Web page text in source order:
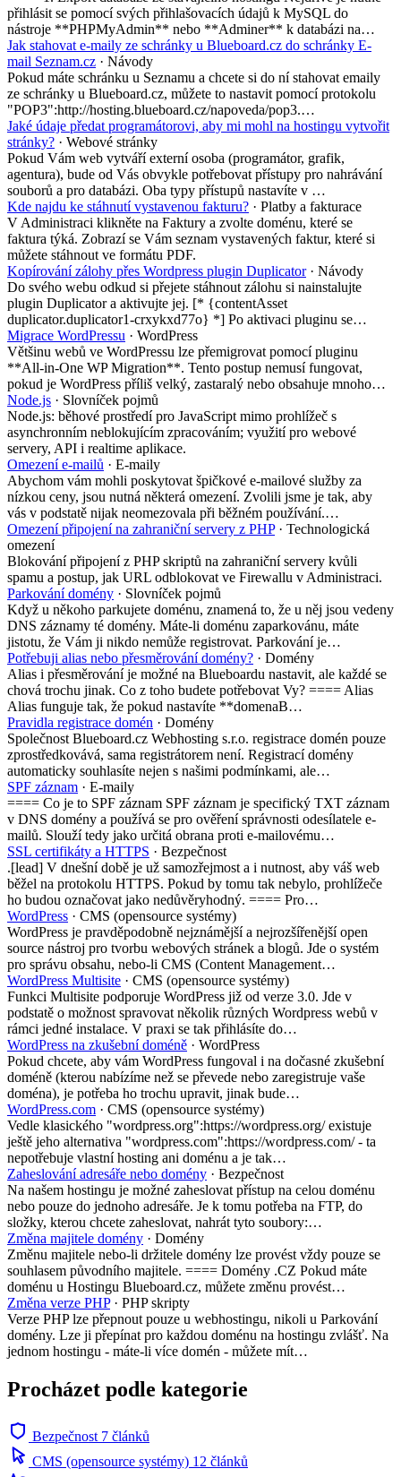
přihlásit se pomocí svých přihlašovacích údajů k MySQL do
nástroje **PHPMyAdmin** nebo **Adminer** k databázi na…
Jak stahovat e-maily ze schránky u Blueboard.cz do schránky E-
mail Seznam.cz · Návody
Pokud máte schránku u Seznamu a chcete si do ní stahovat emaily
ze schránky u Blueboard.cz, můžete to nastavit pomocí protokolu
"POP3":http://hosting.blueboard.cz/napoveda/pop3.…
Jaké údaje předat programátorovi, aby mi mohl na hostingu vytvořit
stránky? · Webové stránky
Pokud Vám web vytváří externí osoba (programátor, grafik,
agentura), bude od Vás obvykle potřebovat přístupy pro nahrávání
souborů a pro databázi. Oba typy přístupů nastavíte v …
Kde najdu ke stáhnutí vystavenou fakturu? · Platby a fakturace
V Administraci klikněte na Faktury a zvolte doménu, které se
faktura týká. Zobrazí se Vám seznam vystavených faktur, které si
můžete stáhnout ve formátu PDF.
Kopírování zálohy přes Wordpress plugin Duplicator · Návody
Do svého webu odkud si přejete stáhnout zálohu si nainstalujte
plugin Duplicator a aktivujte jej. [* {contentAsset
duplicator.duplicator1-crxykxd77o} *] Po aktivaci pluginu se…
Migrace WordPressu · WordPress
Většinu webů ve WordPressu lze přemigrovat pomocí pluginu
**All-in-One WP Migration**. Tento postup nemusí fungovat,
pokud je WordPress příliš velký, zastaralý nebo obsahuje mnoho…
Node.js · Slovníček pojmů
Node.js: běhové prostředí pro JavaScript mimo prohlížeč s
asynchronním neblokujícím zpracováním; využití pro webové
servery, API i realtime aplikace.
Omezení e-mailů · E-maily
Abychom vám mohli poskytovat špičkové e-mailové služby za
nízkou ceny, jsou nutná některá omezení. Zvolili jsme je tak, aby
vás v podstatě nijak neomezovala při běžném používání.…
Omezení připojení na zahraniční servery z PHP · Technologická
omezení
Blokování připojení z PHP skriptů na zahraniční servery kvůli
spamu a postup, jak URL odblokovat ve Firewallu v Administraci.
Parkování domény · Slovníček pojmů
Když u někoho parkujete doménu, znamená to, že u něj jsou vedeny
DNS záznamy té domény. Máte-li doménu zaparkovánu, máte
jistotu, že Vám ji nikdo nemůže registrovat. Parkování je…
Potřebuji alias nebo přesměrování domény? · Domény
Alias i přesměrování je možné na Blueboardu nastavit, ale každé se
chová trochu jinak. Co z toho budete potřebovat Vy? ==== Alias
Alias funguje tak, že pokud nastavíte **domenaB…
Pravidla registrace domén · Domény
Společnost Blueboard.cz Webhosting s.r.o. registrace domén pouze
zprostředkovává, sama registrátorem není. Registrací domény
automaticky souhlasíte nejen s našimi podmínkami, ale…
SPF záznam · E-maily
==== Co je to SPF záznam SPF záznam je specifický TXT záznam
v DNS domény a používá se pro ověření správnosti odesílatele e-
mailů. Slouží tedy jako určitá obrana proti e-mailovému…
SSL certifikáty a HTTPS · Bezpečnost
.[lead] V dnešní době je už samozřejmost a i nutnost, aby váš web
běžel na protokolu HTTPS. Pokud by tomu tak nebylo, prohlížeče
ho budou označovat jako nedůvěryhodný. ==== Pro…
WordPress · CMS (opensource systémy)
WordPress je pravděpodobně nejznámější a nejrozšířenější open
source nástroj pro tvorbu webových stránek a blogů. Jde o systém
pro správu obsahu, nebo-li CMS (Content Management…
WordPress Multisite · CMS (opensource systémy)
Funkci Multisite podporuje WordPress již od verze 3.0. Jde v
podstatě o možnost spravovat několik různých Wordpress webů v
rámci jedné instalace. V praxi se tak přihlásíte do…
WordPress na zkušební doméně · WordPress
Pokud chcete, aby vám WordPress fungoval i na dočasné zkušební
doméně (kterou nabízíme než se převede nebo zaregistruje vaše
doména), je potřeba ho trochu upravit, jinak bude…
WordPress.com · CMS (opensource systémy)
Vedle klasického "wordpress.org":https://wordpress.org/ existuje
ještě jeho alternativa "wordpress.com":https://wordpress.com/ - ta
nepotřebuje vlastní hosting ani doménu a je tak…
Zaheslování adresáře nebo domény · Bezpečnost
Na našem hostingu je možné zaheslovat přístup na celou doménu
nebo pouze do jednoho adresáře. Je k tomu potřeba na FTP, do
složky, kterou chcete zaheslovat, nahrát tyto soubory:…
Změna majitele domény · Domény
Změnu majitele nebo-li držitele domény lze provést vždy pouze se
souhlasem původního majitele. ==== Domény .CZ Pokud máte
doménu u Hostingu Blueboard.cz, můžete změnu provést…
Změna verze PHP · PHP skripty
Verze PHP lze přepnout pouze u webhostingu, nikoli u Parkování
domény. Lze ji přepínat pro každou doménu na hostingu zvlášť. Na
jednom hostingu - máte-li více domén - můžete mít…
Procházet podle kategorie
Bezpečnost 7 článků
CMS (opensource systémy) 12 článků